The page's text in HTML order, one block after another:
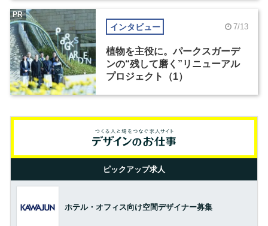
インタビュー 7/13
植物を主役に。パークスガーデ
ンの“残して磨く”リニューアル
プロジェクト（1）
PR
ピックアップ求人
ホテル・オフィス向け空間デザイナー募集